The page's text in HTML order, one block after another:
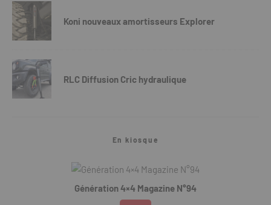
Koni nouveaux amortisseurs Explorer
RLC Diffusion Cric hydraulique
En kiosque
Génération 4×4 Magazine N°94